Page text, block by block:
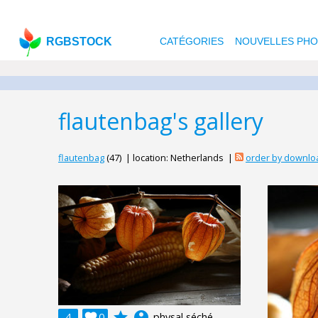
RGBSTOCK CATÉGORIES NOUVELLES
flautenbag's gallery
flautenbag(47) | location: Netherlands | order by